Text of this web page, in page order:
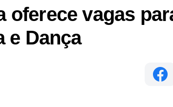
oferece vagas
e Dança